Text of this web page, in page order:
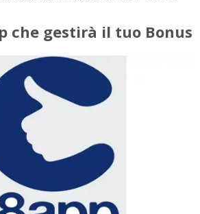
che gestirà il tuo Bonus